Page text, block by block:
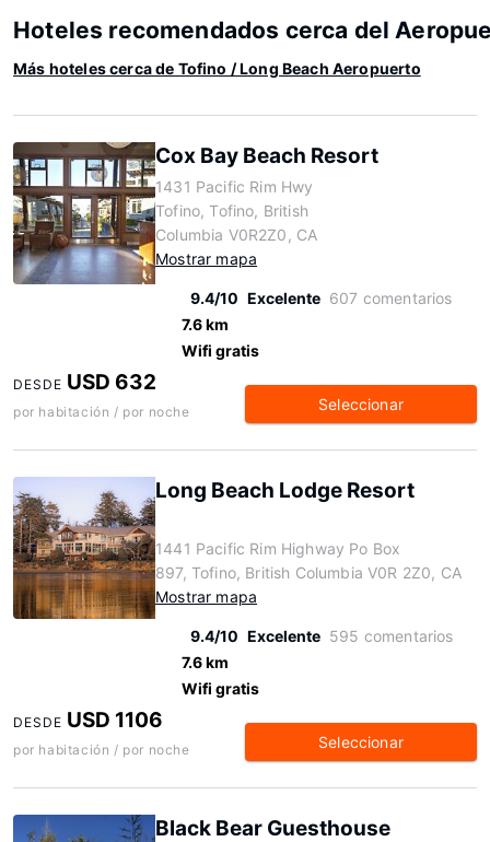
Hoteles recomendados cerca del
Más hoteles cerca de Tofino / Long Beach Aeropuerto
Cox Bay Beach Resort
1431 Pacific Rim Hwy
Tofino, Tofino, British
Columbia V0R2Z0, CA
Mostrar mapa
9.4/10 Excelente 607 comentarios
7.6 km
Wifi gratis
DESDE USD 632
por habitación / por noche Seleccionar
Long Beach Lodge Resort
1441 Pacific Rim Highway Po Box
897, Tofino, British Columbia V0R 2Z0, CA
Mostrar mapa
9.4/10 Excelente 595 comentarios
7.6 km
Wifi gratis
DESDE USD 1106
por habitación / por noche Seleccionar
Black Bear Guesthouse